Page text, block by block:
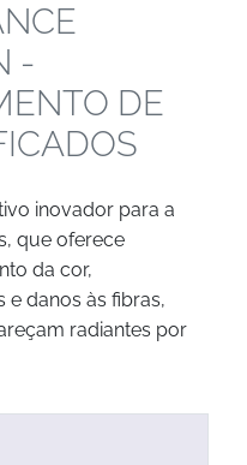
-
DE
inovador para a
que oferece
da cor,
danos às fibras,
radiantes por